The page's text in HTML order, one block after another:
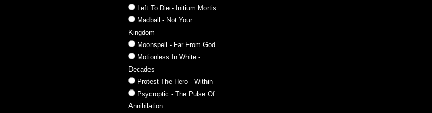
Left To Die - Initium Mortis
Madball - Not Your
Kingdom
Moonspell - Far From God
Motionless In White -
Decades
Protest The Hero - Within
Psycroptic - The Pulse Of
Annihilation